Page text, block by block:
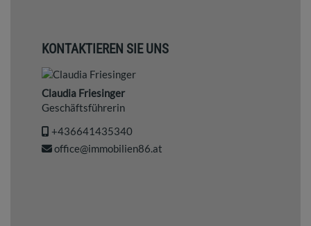
KONTAKTIEREN SIE UNS
Claudia Friesinger
Geschäftsführerin
+436641435340
office@immobilien86.at